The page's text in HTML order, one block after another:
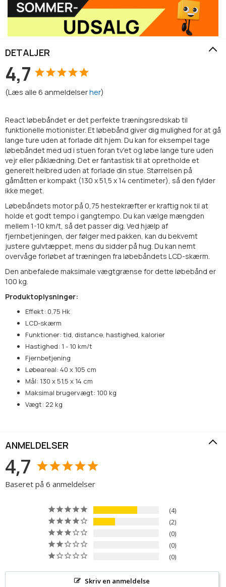
DETALJER
4,7
(Læs alle6anmeldelserher)
React løbebåndet er det perfekte træningsredskab til
funktionelle motionister. Et løbebånd giver dig mulighed for at gå
lange ture uden at forlade dit hjem. Du kan for eksempel tage
løbebåndet med ud i stuen foran tv'et og løbe lange ture uden
vejr eller påklædning. Det er fantastisk til at opretholde et
generelt helbred uden at forlade din stue. Størrelsen på
gåmåtten er kompakt (130 x 51,5 x 14 centimeter), så den fylder
ikke meget.
Løbebåndets motor på 0,75 hestekræfter er kraftig nok til at
holde et godt tempo i gangtempo. Du kan vælge mængden
mellem 1-10 km/t, så det passer dig. Ved hjælp af
fjernbetjeningen, der følger med pakken, kan du bekvemt
justere gulvtæppet, mens du sidder på hug. Du kan nemt
overvåge forløbet af træningen fra løbebåndets LCD-skærm.
Den anbefalede maksimale vægtgrænse for dette løbebånd er
100 kg.
Produktoplysninger:
Effekt: 0,75 Hk
LCD-skærm
Funktioner: tid, distance, hastighed, kalorier
Hastighed: 1 - 10 km/t
Fjernbetjening
Løbeareal: 40 x 105 cm
Mål: 130 x 51,5 x 14 cm
Maksimal brugervægt: 100 kg
Vægt: 22 kg
ANMELDELSER
4,7
Baseret på 6 anmeldelser
4
2
0
0
0
Skriv en anmeldelse